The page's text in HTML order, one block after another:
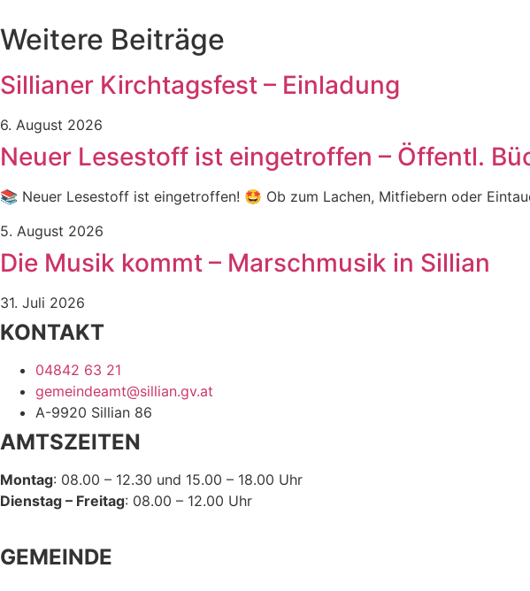
Weitere Beiträge
Sillianer Kirchtagsfest – Einladung
6. August 2026
Neuer Lesestoff ist eingetroffen – Öffentl.
📚 Neuer Lesestoff ist eingetroffen! 🤩 Ob zum Lachen, Mitfiebern oder
5. August 2026
Die Musik kommt – Marschmusik in Sillian
31. Juli 2026
KONTAKT
04842 63 21
gemeindeamt@sillian.gv.at
A-9920 Sillian 86
AMTSZEITEN
Montag: 08.00 – 12.30 und 15.00 – 18.00 Uhr
Dienstag – Freitag: 08.00 – 12.00 Uhr
GEMEINDE